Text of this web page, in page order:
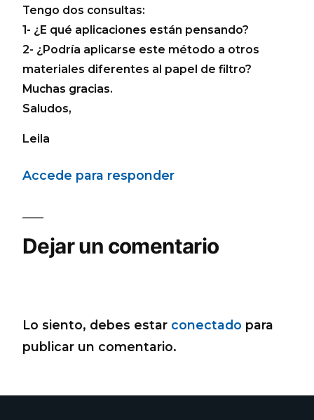
Tengo dos consultas:
1- ¿E qué aplicaciones están pensando?
2- ¿Podría aplicarse este método a otros
materiales diferentes al papel de filtro?
Muchas gracias.
Saludos,
Leila
Accede para responder
Dejar un comentario
Lo siento, debes estar conectado para
publicar un comentario.